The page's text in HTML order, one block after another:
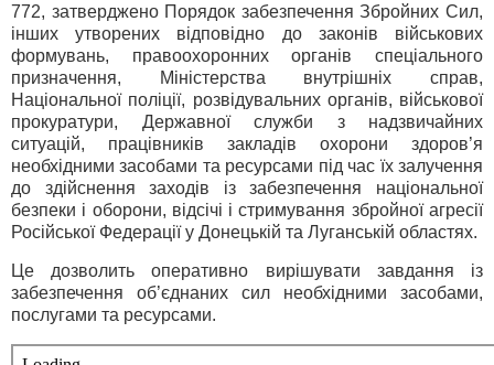
772, затверджено Порядок забезпечення Збройних Сил,
інших утворених відповідно до законів військових
формувань, правоохоронних органів спеціального
призначення, Міністерства внутрішніх справ,
Національної поліції, розвідувальних органів, військової
прокуратури, Державної служби з надзвичайних
ситуацій, працівників закладів охорони здоров’я
необхідними засобами та ресурсами під час їх залучення
до здійснення заходів із забезпечення національної
безпеки і оборони, відсічі і стримування збройної агресії
Російської Федерації у Донецькій та Луганській областях.
Це дозволить оперативно вирішувати завдання із
забезпечення об’єднаних сил необхідними засобами,
послугами та ресурсами.